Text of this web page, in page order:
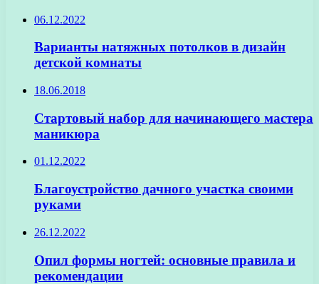
06.12.2022
Варианты натяжных потолков в дизайн
детской комнаты
18.06.2018
Стартовый набор для начинающего мастера
маникюра
01.12.2022
Благоустройство дачного участка своими
руками
26.12.2022
Опил формы ногтей: основные правила и
рекомендации